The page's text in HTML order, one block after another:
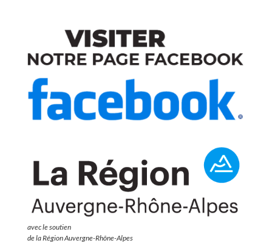
avec le soutien
de la Région Auvergne-Rhône-Alpes